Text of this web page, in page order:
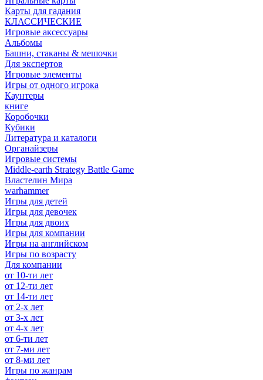
Карты для гадания
КЛАССИЧЕСКИЕ
Игровые аксессуары
Альбомы
Башни, стаканы & мешочки
Для экспертов
Игровые элементы
Игры от одного игрока
Каунтеры
книге
Коробочки
Кубики
Литература и каталоги
Органайзеры
Игровые системы
Middle-earth Strategy Battle Game
Властелин Мира
warhammer
Игры для детей
Игры для девочек
Игры для двоих
Игры для компании
Игры на английском
Игры по возрасту
Для компании
от 10-ти лет
от 12-ти лет
от 14-ти лет
от 2-х лет
от 3-х лет
от 4-х лет
от 6-ти лет
от 7-ми лет
от 8-ми лет
Игры по жанрам